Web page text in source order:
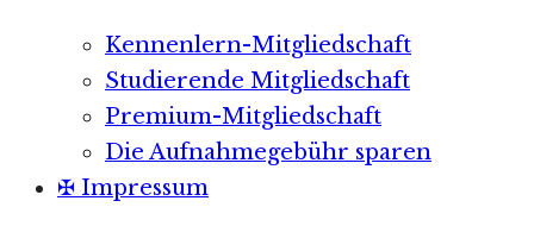
Kennenlern-Mitgliedschaft
Studierende Mitgliedschaft
Premium-Mitgliedschaft
Die Aufnahmegebühr sparen
✠ Impressum